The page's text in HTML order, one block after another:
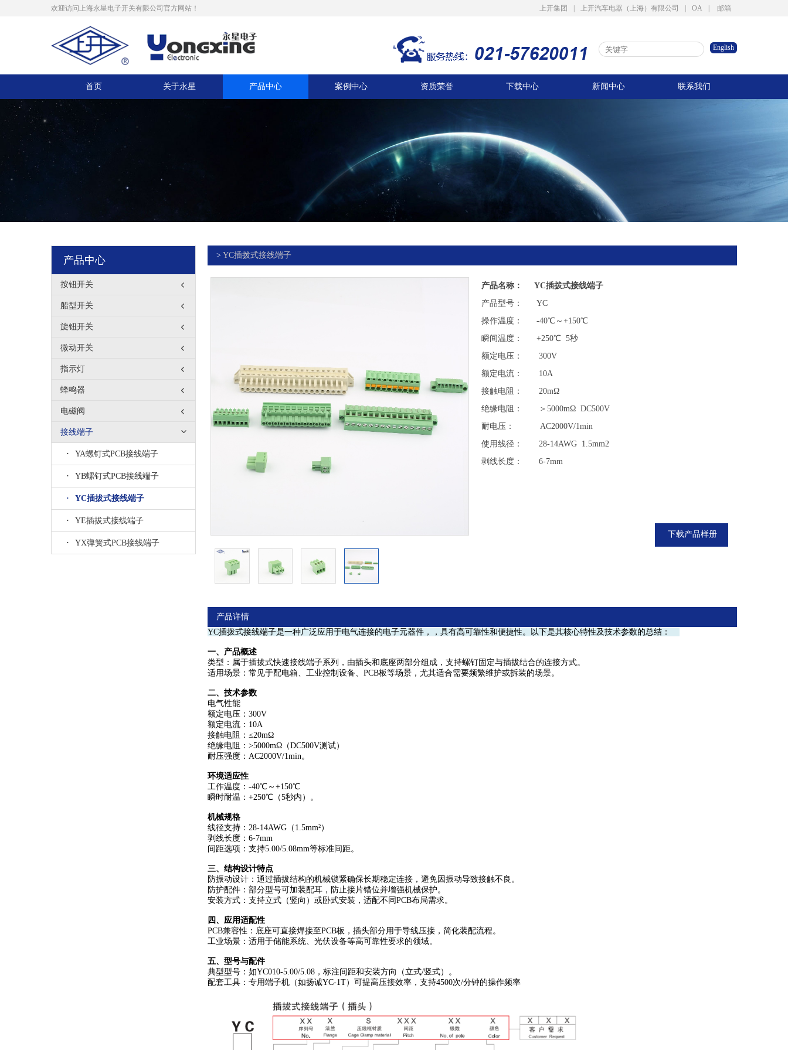
欢迎访问上海永星电子开关有限公司官方网站！ 上开集团 上开汽车电器（上海）有限公司 OA 邮箱
English
首页 关于永星 产品中心 案例中心 资质荣誉 下载中心 新闻中心 联系我们
产品中心
按钮开关
船型开关
旋钮开关
微动开关
指示灯
蜂鸣器
电磁阀
接线端子
· YA螺钉式PCB接线端子
· YB螺钉式PCB接线端子
· YC插拔式接线端子
· YE插拔式接线端子
· YX弹簧式PCB接线端子
>YC插拨式接线端子
产品名称： YC插拨式接线端子
产品型号： YC
操作温度： -40℃～+150℃
瞬间温度： +250℃ 5秒
额定电压： 300V
额定电流： 10A
接触电阻： 20mΩ
绝缘电阻： ＞5000mΩ DC500V
耐电压： AC2000V/1min
使用线径： 28-14AWG 1.5mm2
剥线长度： 6-7mm
下载产品样册
产品详情
YC插拨式接线端子是一种广泛应用于电气连接的电子元器件，，具有高可靠性和便捷性。以下是其核心特性及技术参数的总结：
‌一、产品概述‌
‌类型‌：属于插拔式快速接线端子系列，由插头和底座两部分组成，支持螺钉固定与插拔结合的连接方式。
‌适用场景‌：常见于配电箱、工业控制设备、PCB板等场景，尤其适合需要频繁维护或拆装的场景。
二、技术参数‌
‌电气性能‌
额定电压‌：300V
‌额定电流‌：10A
‌接触电阻‌：≤20mΩ
‌绝缘电阻‌：>5000mΩ（DC500V测试）
‌耐压强度‌：AC2000V/1min。
环境适应性‌
工作温度‌：-40℃～+150℃
‌瞬时耐温‌：+250℃（5秒内）。
机械规格‌
线径支持‌：28-14AWG（1.5mm²）
‌剥线长度‌：6-7mm
‌间距选项‌：支持5.00/5.08mm等标准间距。
三、结构设计特点‌
‌防振动设计‌：通过插拔结构的机械锁紧确保长期稳定连接，避免因振动导致接触不良。
‌防护配件‌：部分型号可加装配耳，防止接片错位并增强机械保护。
‌安装方式‌：支持立式（竖向）或卧式安装，适配不同PCB布局需求。
四、应用适配性‌
‌PCB兼容性‌：底座可直接焊接至PCB板，插头部分用于导线压接，简化装配流程。
‌工业场景‌：适用于储能系统、光伏设备等高可靠性要求的领域。
五、型号与配件‌
‌典型型号‌：如YC010-5.00/5.08，标注间距和安装方向（立式/竖式）。
‌配套工具‌：专用端子机（如扬诚YC-1T）可提高压接效率，支持4500次/分钟的操作频率